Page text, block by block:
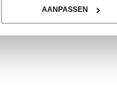
AANPASSEN